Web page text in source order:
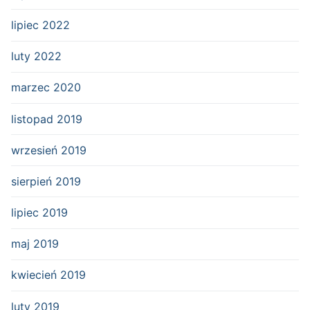
lipiec 2022
luty 2022
marzec 2020
listopad 2019
wrzesień 2019
sierpień 2019
lipiec 2019
maj 2019
kwiecień 2019
luty 2019